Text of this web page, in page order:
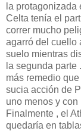
la protagonizada
Celta tenía el
correr mucho
agarró del cuello
suelo mientras
la segunda
más remedio
sucia acción de
uno menos y
Finalmente , el
quedaría en